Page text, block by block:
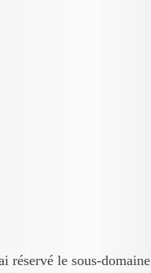
réservé le sous-domaine